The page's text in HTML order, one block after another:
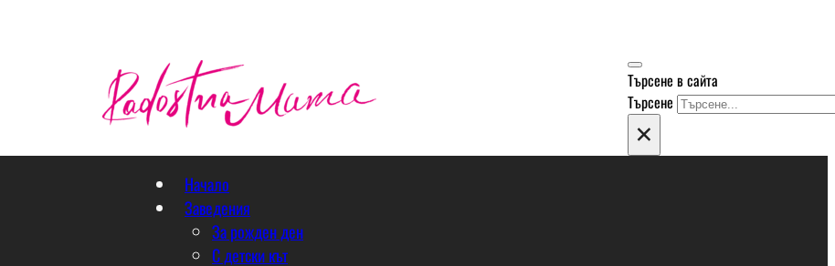
Търсене в сайта
Търсене
×
Начало
Заведения
За рожден ден
С детски кът